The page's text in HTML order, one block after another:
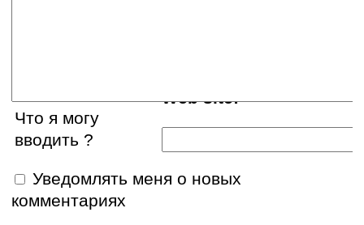
Web site:
Что я могу
вводить ?
Уведомлять меня о новых
комментариях